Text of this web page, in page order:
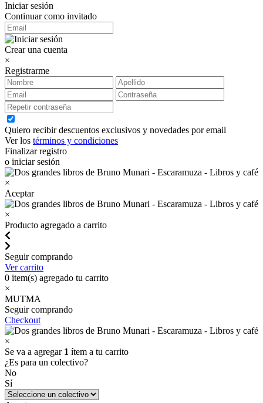
Iniciar sesión
Continuar como invitado
Crear una cuenta
×
Registrarme
Quiero recibir descuentos exclusivos y novedades por email
Ver los términos y condiciones
Finalizar registro
o iniciar sesión
×
Aceptar
×
Producto agregado a carrito
Seguir comprando
Ver carrito
0 item(s) agregado tu carrito
×
MUTMA
Seguir comprando
Checkout
×
Se va a agregar 1 ítem a tu carrito
¿Es para un colectivo?
No
Sí